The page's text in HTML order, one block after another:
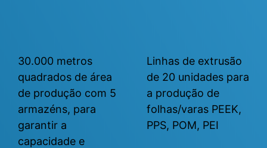
30.000 metros
quadrados de área
de produção com 5
armazéns, para
garantir a
capacidade e
Linhas de extrusão
de 20 unidades para
a produção de
folhas/varas PEEK,
PPS, POM, PEI